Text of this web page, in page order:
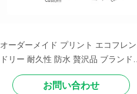
オーダーメイド プリント エコフレン
ドリー 耐久性 防水 贅沢品 ブランド
ロゴ プレゼント ショッピング 靴 服用
紙袋
お問い合わせ